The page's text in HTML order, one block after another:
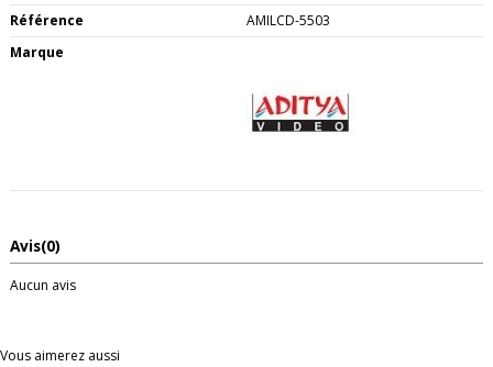
Référence
AMILCD-5503
Marque
Avis(0)
Aucun avis
Vous aimerez aussi